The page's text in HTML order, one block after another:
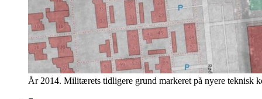
År 2014. Militærets tidligere grund markeret på nyere teknisk